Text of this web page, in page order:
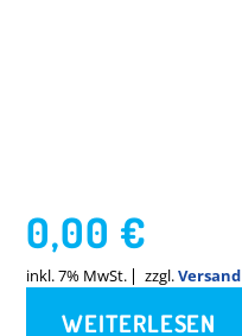
0,00 €
inkl. 7% MwSt. zzgl.Versand
WEITERLESEN